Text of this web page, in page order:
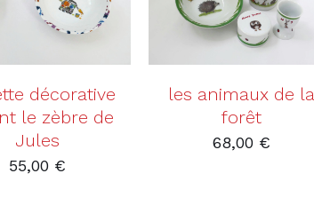
décorative
le zèbre de
Jules
55,00 €
les animaux de la
forêt
68,00 €